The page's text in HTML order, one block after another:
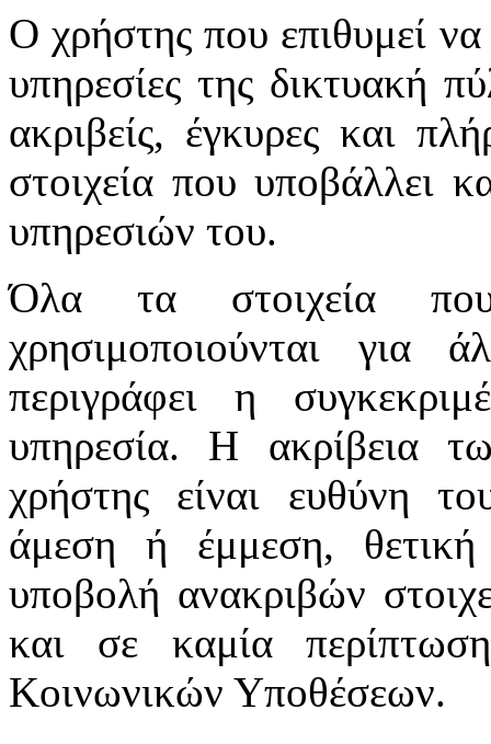
Ο χρήστης που επιθυμεί να
υπηρεσίες της δικτυακή
ακριβείς, έγκυρες και
στοιχεία που υποβάλλει
υπηρεσιών του.
Όλα τα στοιχεία
χρησιμοποιούνται
περιγράφει η
υπηρεσία. Η ακρίβεια
χρήστης είναι ευθύνη
άμεση ή έμμεση,
υποβολή ανακριβών
και σε καμία
Κοινωνικών Υποθέσεων.